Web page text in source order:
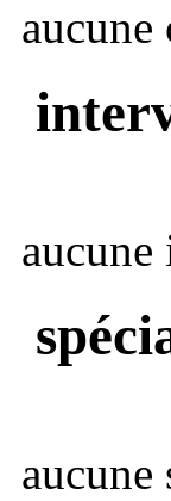
aucune
aucune